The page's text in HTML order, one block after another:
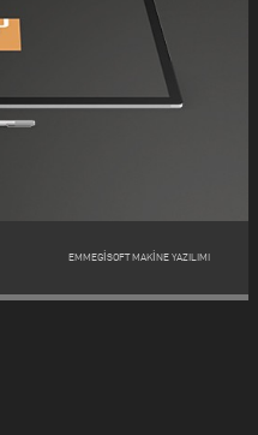
EMMEGISOFT MAKINE YAZILIMI